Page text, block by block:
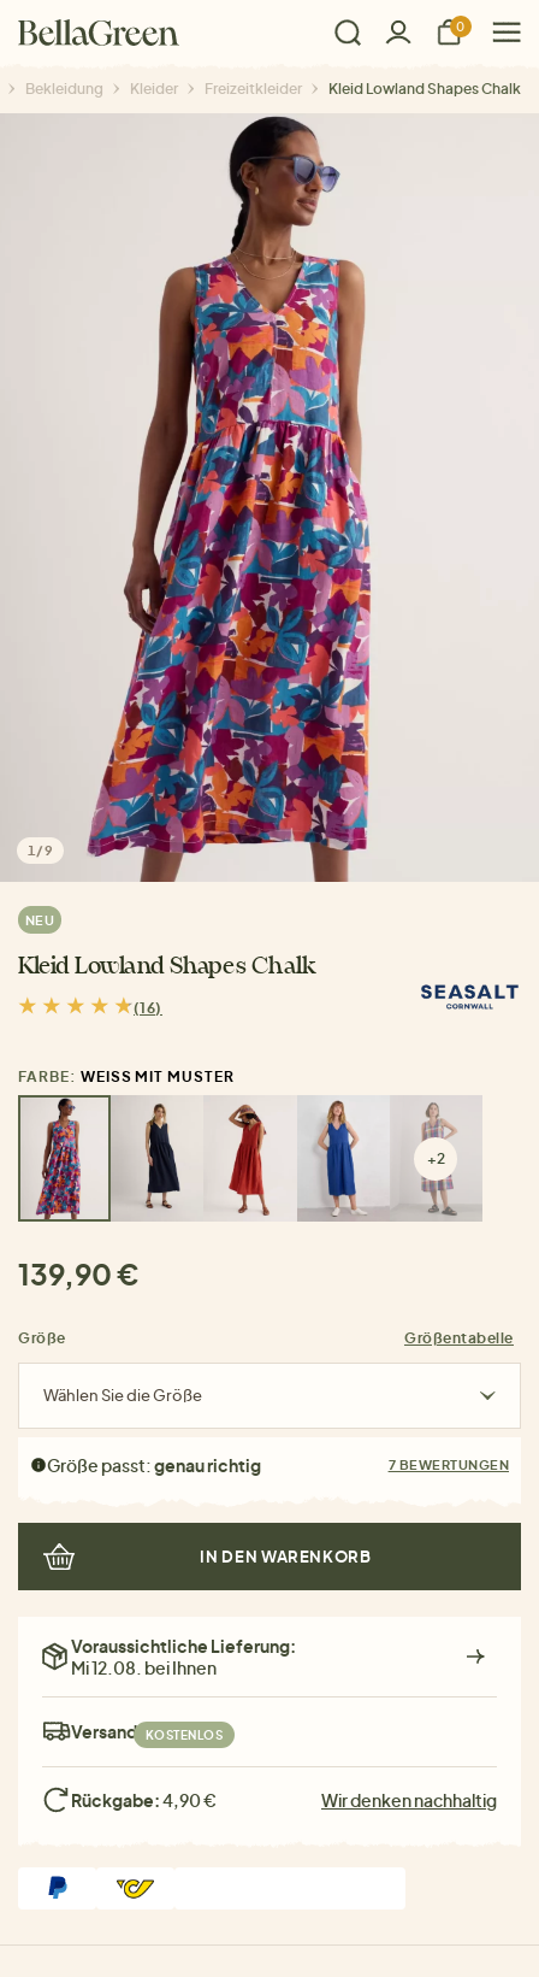
0
Bekleidung Kleider Freizeitkleider Kleid Lowland Shapes Chalk
1 /9
NEU
Kleid Lowland Shapes Chalk
(16)
FARBE: WEISS MIT MUSTER
+2
139,90 €
Größe Größentabelle
Wählen Sie die Größe
Größe passt:genau richtig 7 BEWERTUNGEN
IN DEN WARENKORB
Voraussichtliche Lieferung:
Mi 12.08. bei Ihnen
Versand: KOSTENLOS
Rückgabe:4,90 € Wir denken nachhaltig